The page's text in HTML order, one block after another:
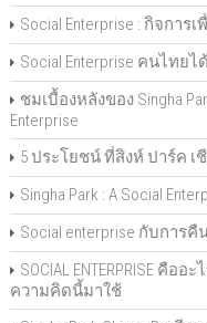
Social Enterprise : กิจกา
Social Enterprise คนไทย
ชมเบื้องหลังของ Singha
Enterprise
5 ประโยชน์ ที่สิงห์ ปาร์ค เ
Singha Park : A Social
Social enterprise กับการ
SOCIAL ENTERPRISE คื
ความคิดนี้มาใช้